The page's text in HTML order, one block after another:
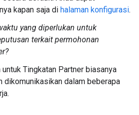
kapan saja di halaman konfigurasi.
yang diperlukan untuk
terkait permohonan
untuk Tingkatan Partner biasanya
dikomunikasikan dalam beberapa